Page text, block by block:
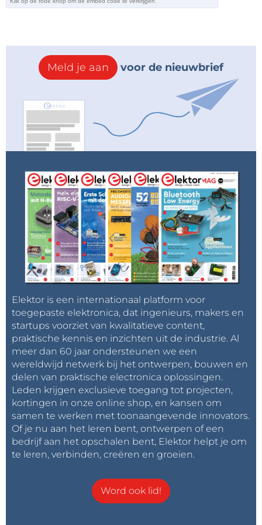
een 4mm-aansluitbus voor de potentiaalvereffening.
niet gebruikt. Als je lang plezier wilt hebben van de
soldeerstiften en zuinig wilt zijn met energie, zul je er
zelf aan moeten denken om het soldeerstation tijdig
uit te schakelen.
De enige ‘verborgen’ functie in dit apparaat is de
temperatuurkalibratie, die volgens de handleiding
uitgevoerd moet worden wanneer een andere
een thermometer bij de hand hebben die zulke
hoge temperaturen (maximaal 450 °C) kan meten;
die is echter onmisbaar bij die afregeling. Het
soldeerstation is in de fabriek al afgeregeld op de
meegeleverde soldeerbout. Verder kan de
temperatuur enigszins afwijken wanneer een andere
soldeerstift gemonteerd is. In dat geval is het een
kwestie van een offset instellen voor het display,
maar uiteraard heb je dan ook weer een geschikte
thermometer nodig.
Figuur 1. Het front is overzichtelijk; de draaiknop voor de temperatuur
werkt heel prettig.
De standaard
Om eerlijk te zijn, vind ik deze een beetje
tegenvallen. Ik vind het heel prettig als een
standaard stevig op tafel staat en niet mee beweegt
scoort deze set minder goed. Een beetje meer massa
had een betere indruk op me gemaakt.
Meld je aan voor de nieuwbrief
Elektor is een internationaal platform voor
toegepaste elektronica, dat ingenieurs, makers en
startups voorziet van kwalitatieve content,
praktische kennis en inzichten uit de industrie. Al
meer dan 60 jaar ondersteunen we een
wereldwijd netwerk bij het ontwerpen, bouwen en
delen van praktische electronica oplossingen.
Leden krijgen exclusieve toegang tot projecten,
kortingen in onze online shop, en kansen om
samen te werken met toonaangevende innovators.
Of je nu aan het leren bent, ontwerpen of een
bedrijf aan het opschalen bent, Elektor helpt je om
te leren, verbinden, creëren en groeien.
Word ook lid!